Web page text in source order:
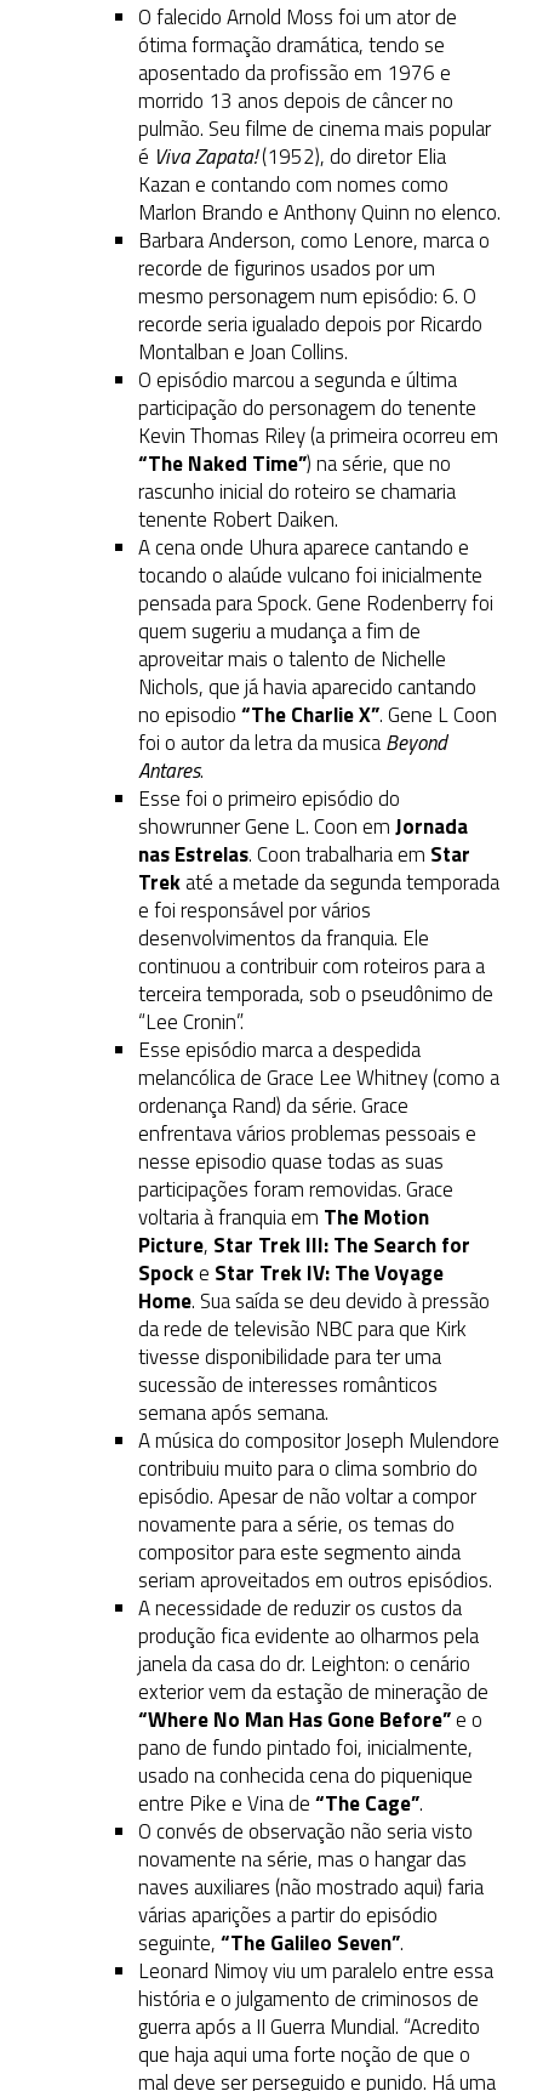
O falecido Arnold Moss foi um ator de
ótima formação dramática, tendo se
aposentado da profissão em 1976 e
morrido 13 anos depois de câncer no
pulmão. Seu filme de cinema mais popular
é Viva Zapata!(1952), do diretor Elia
Kazan e contando com nomes como
Marlon Brando e Anthony Quinn no elenco.
Barbara Anderson, como Lenore, marca o
recorde de figurinos usados por um
mesmo personagem num episódio: 6. O
recorde seria igualado depois por Ricardo
Montalban e Joan Collins.
O episódio marcou a segunda e última
participação do personagem do tenente
Kevin Thomas Riley (a primeira ocorreu em
“The Naked Time”) na série, que no
rascunho inicial do roteiro se chamaria
tenente Robert Daiken.
A cena onde Uhura aparece cantando e
tocando o alaúde vulcano foi inicialmente
pensada para Spock. Gene Rodenberry foi
quem sugeriu a mudança a fim de
aproveitar mais o talento de Nichelle
Nichols, que já havia aparecido cantando
no episodio“The Charlie X”. Gene L Coon
foi o autor da letra da musicaBeyond
Antares.
Esse foi o primeiro episódio do
showrunner Gene L. Coon emJornada
nas Estrelas. Coon trabalharia em Star
Trekaté a metade da segunda temporada
e foi responsável por vários
desenvolvimentos da franquia. Ele
continuou a contribuir com roteiros para a
terceira temporada, sob o pseudônimo de
“Lee Cronin”.
Esse episódio marca a despedida
melancólica de Grace Lee Whitney (como a
ordenança Rand) da série. Grace
enfrentava vários problemas pessoais e
nesse episodio quase todas as suas
participações foram removidas. Grace
voltaria à franquia em The Motion
Picture, Star Trek III: The Search for
Spocke Star Trek IV: The Voyage
Home. Sua saída se deu devido à pressão
da rede de televisão NBC para que Kirk
tivesse disponibilidade para ter uma
sucessão de interesses românticos
semana após semana.
A música do compositor Joseph Mulendore
contribuiu muito para o clima sombrio do
episódio. Apesar de não voltar a compor
novamente para a série, os temas do
compositor para este segmento ainda
seriam aproveitados em outros episódios.
A necessidade de reduzir os custos da
produção fica evidente ao olharmos pela
janela da casa do dr. Leighton: o cenário
exterior vem da estação de mineração de
“Where No Man Has Gone Before”e o
pano de fundo pintado foi, inicialmente,
usado na conhecida cena do piquenique
entre Pike e Vina de“The Cage”.
O convés de observação não seria visto
novamente na série, mas o hangar das
naves auxiliares (não mostrado aqui) faria
várias aparições a partir do episódio
seguinte,“The Galileo Seven”.
Leonard Nimoy viu um paralelo entre essa
história e o julgamento de criminosos de
guerra após a II Guerra Mundial. “Acredito
que haja aqui uma forte noção de que o
mal deve ser perseguido e punido. Há uma